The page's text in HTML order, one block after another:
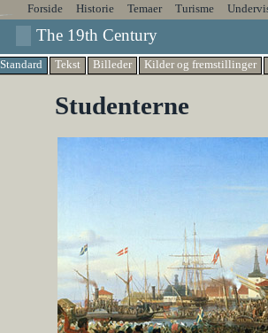
Forside Historie Temaer Turisme
The 19th Century
Standard Tekst Billeder Kilder og fremstillinger
Studenterne